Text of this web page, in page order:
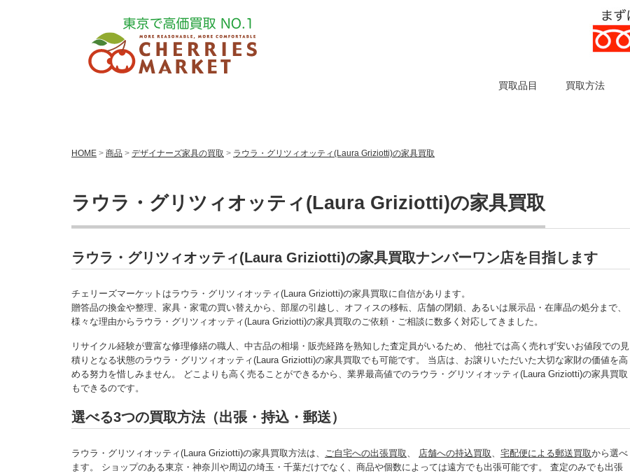
買取品目 買取方法
HOME > 商品 > デザイナーズ家具の買取 > ラウラ・グリツィオッティ(Laura Griziotti)の家具買取
ラウラ・グリツィオッティ(Laura Griziotti)の家具買取
ラウラ・グリツィオッティ(Laura Griziotti)の家具買取ナンバーワン店を目指します
チェリーズマーケットはラウラ・グリツィオッティ(Laura Griziotti)の家具買取に自信があります。
贈答品の換金や整理、家具・家電の買い替えから、部屋の引越し、オフィスの移転、店舗の閉鎖、あるいは展示品・在庫品の処分まで、
様々な理由からラウラ・グリツィオッティ(Laura Griziotti)の家具買取のご依頼・ご相談に数多く対応してきました。
リサイクル経験が豊富な修理修繕の職人、中古品の相場・販売経路を熟知した査定員がいるため、 他社では高く売れず安いお値段での見
積りとなる状態のラウラ・グリツィオッティ(Laura Griziotti)の家具買取でも可能です。 当店は、お譲りいただいた大切な家財の価値を高
める努力を惜しみません。 どこよりも高く売ることができるから、業界最高値でのラウラ・グリツィオッティ(Laura Griziotti)の家具買取
もできるのです。
選べる3つの買取方法（出張・持込・郵送）
ラウラ・グリツィオッティ(Laura Griziotti)の家具買取方法は、 ご自宅への出張買取 、 店舗への持込買取 、 宅配便による郵送買取から選べ
ます。 ショップのある東京・神奈川や周辺の埼玉・千葉だけでなく、商品や個数によっては遠方でも出張可能です。 査定のみでも出張